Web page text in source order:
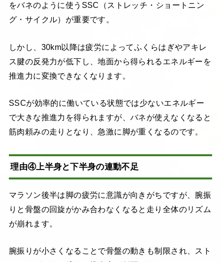
をバネのように使うSSC（ストレッチ・ショートニン
グ・サイクル）が重要です。
しかし、30km以降は疲労によってふくらはぎやアキレ
ス腱の反発力が低下し、地面から得られるエネルギーを
推進力に変換できなくなります。
SSCが効率的に働いている状態では少ないエネルギー
で大きな推進力を得られますが、バネが使えなくなると
筋肉頼みの走りとなり、急激に脚が重くなるのです。
理由④上半身と下半身の連動不足
マラソン後半は脚の疲労に意識が向きがちですが、腕振
りと骨盤の回旋がかみ合わなくなると走り全体のリズム
が崩れます。
腕振りが小さくなることで骨盤の動きも制限され、スト